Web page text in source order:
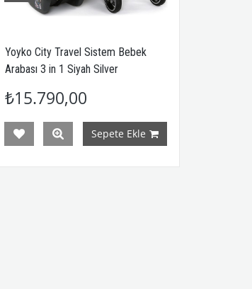
Yoyko City Travel Sistem Bebek
Arabası 3 in 1 Siyah Silver
₺15.790,00
Sepete Ekle